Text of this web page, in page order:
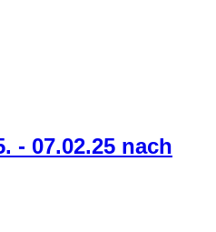
- 07.02.25 nach